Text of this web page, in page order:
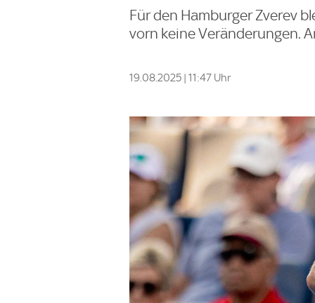
Für den Hamburger Zverev
vorn keine Veränderungen.
19.08.2025 | 11:47 Uhr